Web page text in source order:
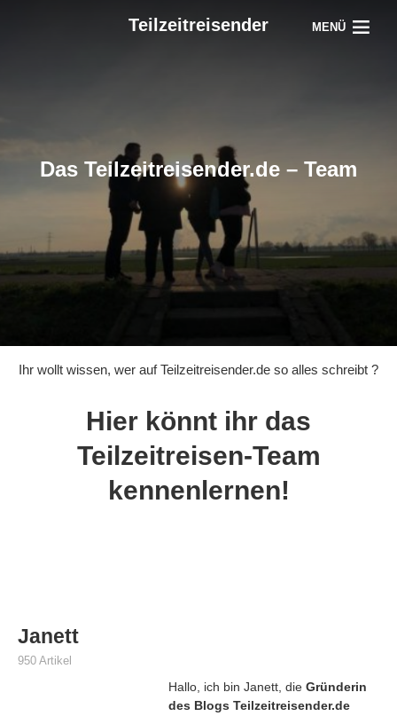
Teilzeitreisender MENÜ
Das Teilzeitreisender.de – Team
Ihr wollt wissen, wer auf Teilzeitreisender.de so alles schreibt ?
Hier könnt ihr das
Teilzeitreisen-Team
kennenlernen!
Janett
950 Artikel
Hallo, ich bin Janett, die Gründerin
des Blogs Teilzeitreisender.de